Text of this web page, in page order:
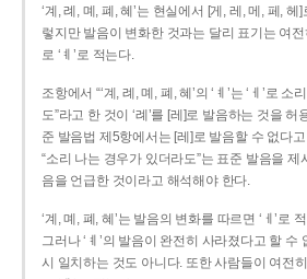
‘계, 례, 몌, 폐, 혜’는 현실에서 [게, 레, 메, 페,
렇지만 발음이 변화한 것과는 달리 표기는 여전
로 ‘ㅖ’로 적는다.
조항에서 “‘계, 례, 몌, 폐, 혜’의 ‘ㅖ’는 ‘ㅔ’로
도”라고 한 것이 ‘례’를 [레]로 발음하는 것을
준 발음법 제5항에서는 [레]로 발음할 수 없다
“소리 나는 경우가 있더라도”는 표준 발음을
음을 언급한 것이라고 해석해야 한다.
‘계, 몌, 폐, 혜’는 발음의 변화를 따르면 ‘ㅔ’로
그러나 ‘ㅖ’의 발음이 완전히 사라졌다고 할 수
시 일치하는 것도 아니다. 또한 사람들이 여전